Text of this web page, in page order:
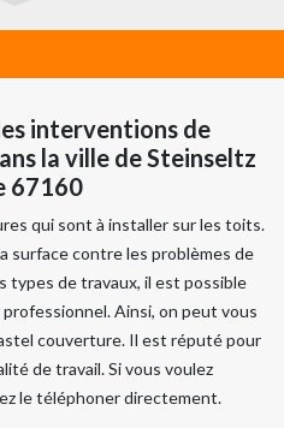
interventions de
la ville de Steinseltz
67160
qui sont à installer sur les toits.
surface contre les problèmes de
types de travaux, il est possible
Ainsi, on peut vous
couverture. Il est réputé pour
de travail. Si vous voulez
le téléphoner directement.